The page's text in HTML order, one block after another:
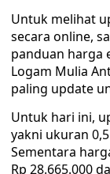
Untuk melihat
secara online,
panduan harga
Logam Mulia
paling update
Untuk hari ini,
yakni ukuran
Sementara
Rp 28.665.000